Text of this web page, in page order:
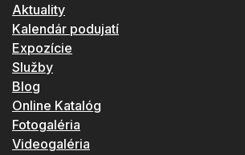
Aktuality
Kalendár podujatí
Expozície
Služby
Blog
Online Katalóg
Fotogaléria
Videogaléria